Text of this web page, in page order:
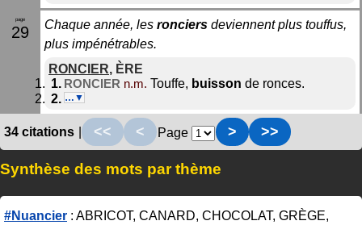
29 Chaque année, les ronciers deviennent plus touffus,
plus impénétrables.
RONCIER, ÈRE
RONCIER n.m. Touffe, buisson de ronces.
…▼
34 citations << < Page > >>
Synthèse des mots par thème
#Nuancier : ABRICOT, CANARD, CHOCOLAT, GRÈGE,